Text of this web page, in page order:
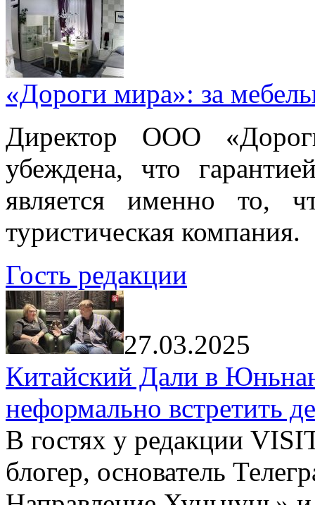
«Дороги мира»: за
Директор ООО
убеждена, что
является именно то,
туристическая компания.
Гость редакции
27.03.2025
Китайский Дали в
неформально встретить
В гостях у редакции
блогер, основатель